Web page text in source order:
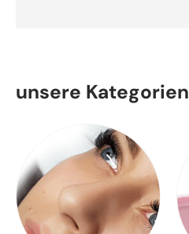
unsere Kategorien